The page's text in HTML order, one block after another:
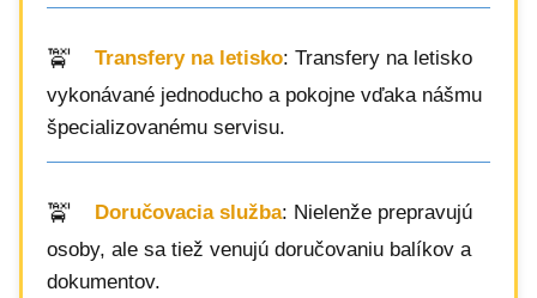
Transfery na letisko: Transfery na letisko
vykonávané jednoducho a pokojne vďaka nášmu
špecializovanému servisu.
Doručovacia služba: Nielenže prepravujú
osoby, ale sa tiež venujú doručovaniu balíkov a
dokumentov.